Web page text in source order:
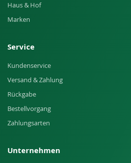
Haus & Hof
Marken
Service
Kundenservice
Versand & Zahlung
Rückgabe
Bestellvorgang
Zahlungsarten
Unternehmen